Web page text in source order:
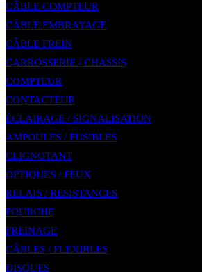
CÂBLE COMPTEUR
CÂBLE EMBRAYAGE
CÂBLE FREIN
CARROSSERIE / CHASSIS
COMPTEUR
CONTACTEUR
ÉCLAIRAGE / SIGNALISATION
AMPOULES / FUSIBLES
CLIGNOTANT
OPTIQUES / FEUX
RELAIS / RESISTANCES
FOURCHE
FREINAGE
CÂBLES / FLEXIBLES
DISQUES